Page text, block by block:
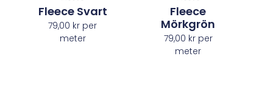
Fleece Svart
79,00 kr per
meter
Fleece
Mörkgrön
79,00 krper
meter